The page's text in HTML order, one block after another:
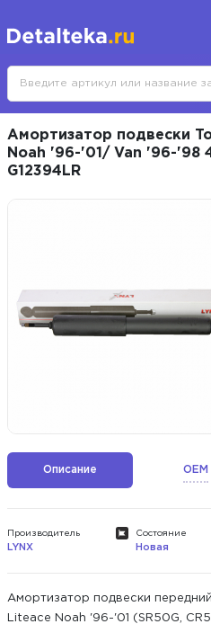
Амортизатор подвески
Noah '96-'01/ Van '96-'98
G12394LR
Описание OEM
Производитель
LYNX
Состояние
Новая
Амортизатор подвески
Liteace Noah '96-'01 (SR50G,